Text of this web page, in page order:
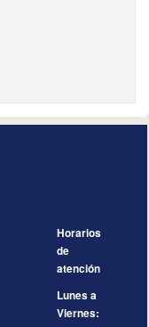
Horarios
de
atención
Lunes a
Viernes: